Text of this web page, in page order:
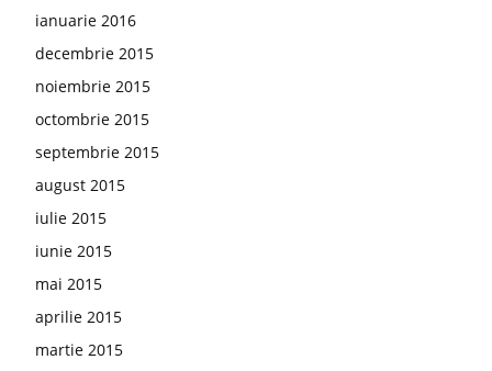
ianuarie 2016
decembrie 2015
noiembrie 2015
octombrie 2015
septembrie 2015
august 2015
iulie 2015
iunie 2015
mai 2015
aprilie 2015
martie 2015